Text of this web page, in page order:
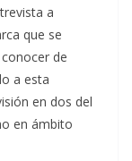
a
que se
de
a esta
en dos del
en ámbito